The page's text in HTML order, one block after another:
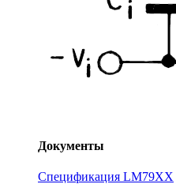
Документы
Спецификация LM79XX